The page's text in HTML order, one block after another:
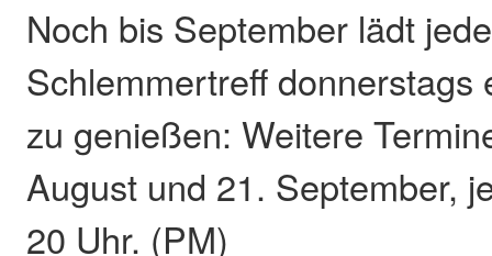
Noch bis September lädt
Schlemmertreff donnerstags
zu genießen: Weitere
August und 21. September,
20 Uhr. (PM)